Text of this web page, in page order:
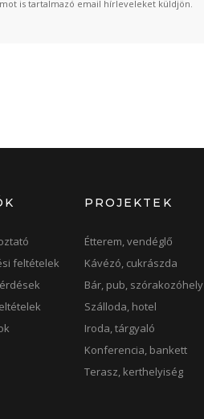
is tartalmazó email hírleveleket küldjön.
feltételek
PROJEKTEK
Étterem, vendéglő
Kávézó, cukrászda
Bár, pub, szórakozóhely
Szálloda, hotel
Iroda, tárgyaló
Konferencia, bankett
Terasz, kerthelyiség